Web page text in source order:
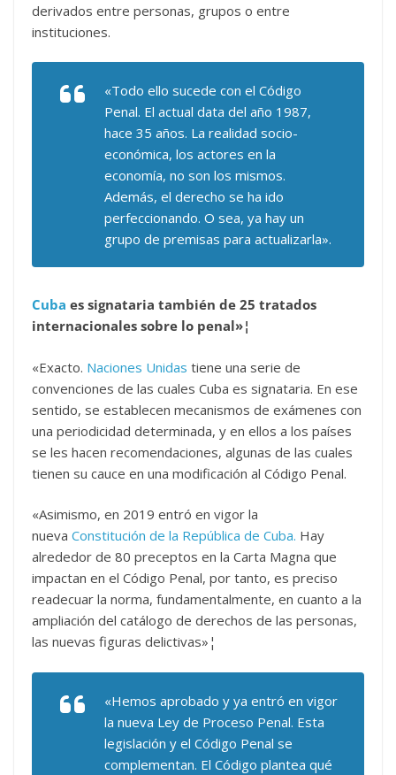
derivados entre personas, grupos o entre
instituciones.
«Todo ello sucede con el Código
Penal. El actual data del año 1987,
hace 35 años. La realidad socio-
económica, los actores en la
economía, no son los mismos.
Además, el derecho se ha ido
perfeccionando. O sea, ya hay un
grupo de premisas para actualizarla».
Cuba es signataria también de 25 tratados
internacionales sobre lo penal»¦
«Exacto. Naciones Unidas tiene una serie de
convenciones de las cuales Cuba es signataria. En ese
sentido, se establecen mecanismos de exámenes con
una periodicidad determinada, y en ellos a los países
se les hacen recomendaciones, algunas de las cuales
tienen su cauce en una modificación al Código Penal.
«Asimismo, en 2019 entró en vigor la
nueva Constitución de la República de Cuba. Hay
alrededor de 80 preceptos en la Carta Magna que
impactan en el Código Penal, por tanto, es preciso
readecuar la norma, fundamentalmente, en cuanto a la
ampliación del catálogo de derechos de las personas,
las nuevas figuras delictivas»¦
«Hemos aprobado y ya entró en vigor
la nueva Ley de Proceso Penal. Esta
legislación y el Código Penal se
complementan. El Código plantea qué